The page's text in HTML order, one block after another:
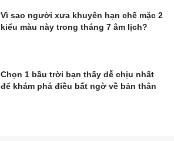
Vì sao người xưa khuyên hạn chế mặc 2
kiểu màu này trong tháng 7 âm lịch?
Chọn 1 bầu trời bạn thấy dễ chịu nhất
để khám phá điều bất ngờ về bản thân